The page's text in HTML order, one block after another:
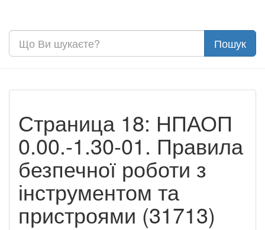
Страница 18: НПАОП
0.00.-1.30-01. Правила
безпечної роботи з
інструментом та
пристроями (31713)